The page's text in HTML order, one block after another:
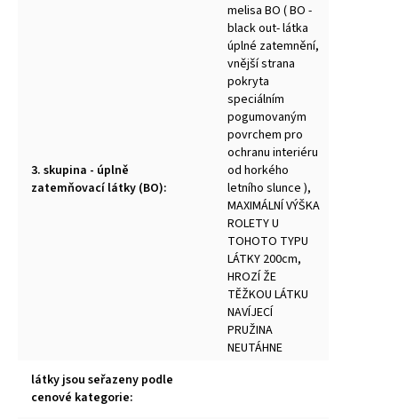
3. skupina - úplně
zatemňovací látky (BO):
melisa BO ( BO -
black out- látka
úplné zatemnění,
vnější strana
pokryta
speciálním
pogumovaným
povrchem pro
ochranu interiéru
od horkého
letního slunce ),
MAXIMÁLNÍ VÝŠKA
ROLETY U
TOHOTO TYPU
LÁTKY 200cm,
HROZÍ ŽE
TĚŽKOU LÁTKU
NAVÍJECÍ
PRUŽINA
NEUTÁHNE
látky jsou seřazeny podle
cenové kategorie: